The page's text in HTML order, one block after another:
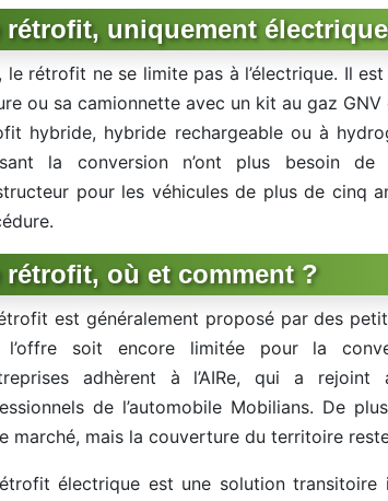
rétrofit, uniquement
le rétrofit ne se limite pas à l’électrique. Il
ou sa camionnette avec un kit au gaz GNV
hybride, hybride rechargeable ou à
la conversion n’ont plus besoin de
pour les véhicules de plus de cinq
rétrofit, où et comment ?
est généralement proposé par des
l’offre soit encore limitée pour la
adhèrent à l’AIRe, qui a
de l’automobile Mobilians. De
marché, mais la couverture du territoire
électrique est une solution transitoire